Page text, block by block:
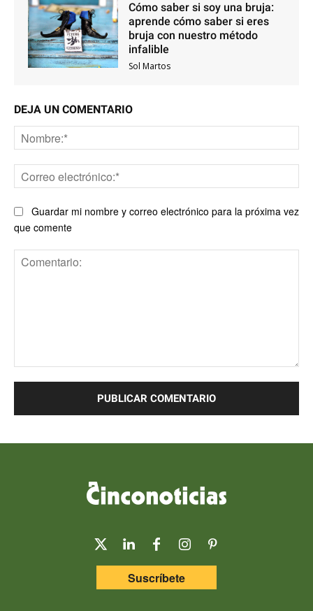
Cómo saber si soy una bruja:
aprende cómo saber si eres
bruja con nuestro método
infalible
Sol Martos
DEJA UN COMENTARIO
Guardar mi nombre y correo electrónico para la próxima vez
que comente
Suscríbete